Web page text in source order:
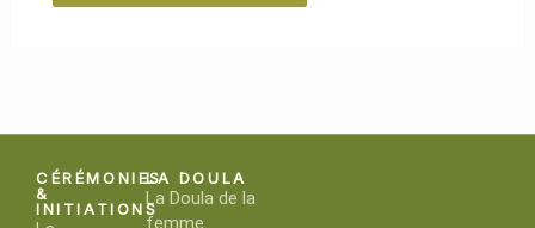
CÉRÉMONIES
&
INITIATIONS
LA DOULA
La Doula de la
femme